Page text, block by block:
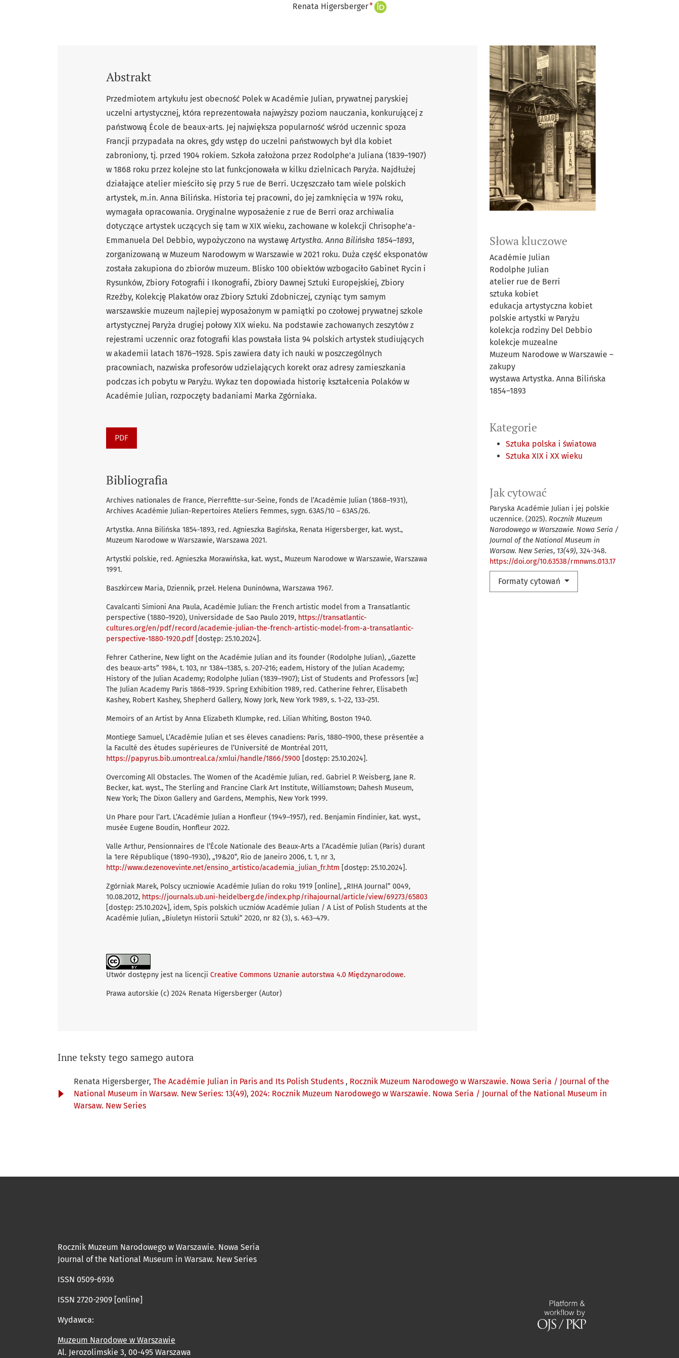
Renata Higersberger+
Słowa kluczowe
Académie Julian
Rodolphe Julian
atelier rue de Berri
sztuka kobiet
edukacja artystyczna kobiet
polskie artystki w Paryżu
kolekcja rodziny Del Debbio
kolekcje muzealne
Muzeum Narodowe w Warszawie –
zakupy
wystawa Artystka. Anna Bilińska
1854–1893
Kategorie
Sztuka polska i światowa
Sztuka XIX i XX wieku
Jak cytować
Paryska Académie Julian i jej polskie
uczennice. (2025). Rocznik Muzeum
Narodowego w Warszawie. Nowa Seria /
Journal of the National Museum in
Warsaw. New Series, 13(49), 324-348.
https://doi.org/10.63538/rmnwns.013.17
Formaty cytowań
Abstrakt
Przedmiotem artykułu jest obecność Polek w Académie Julian, prywatnej paryskiej
uczelni artystycznej, która reprezentowała najwyższy poziom nauczania, konkurującej z
państwową École de beaux-arts. Jej największa popularność wśród uczennic spoza
Francji przypadała na okres, gdy wstęp do uczelni państwowych był dla kobiet
zabroniony, tj. przed 1904 rokiem. Szkoła założona przez Rodolphe’a Juliana (1839–1907)
w 1868 roku przez kolejne sto lat funkcjonowała w kilku dzielnicach Paryża. Najdłużej
działające atelier mieściło się przy 5 rue de Berri. Uczęszczało tam wiele polskich
artystek, m.in. Anna Bilińska. Historia tej pracowni, do jej zamknięcia w 1974 roku,
wymagała opracowania. Oryginalne wyposażenie z rue de Berri oraz archiwalia
dotyczące artystek uczących się tam w XIX wieku, zachowane w kolekcji Chrisophe’a-
Emmanuela Del Debbio, wypożyczono na wystawęArtystka. Anna Bilińska 1854–1893,
zorganizowaną w Muzeum Narodowym w Warszawie w 2021 roku. Duża część eksponatów
została zakupiona do zbiorów muzeum. Blisko 100 obiektów wzbogaciło Gabinet Rycin i
Rysunków, Zbiory Fotografii i Ikonografii, Zbiory Dawnej Sztuki Europejskiej, Zbiory
Rzeźby, Kolekcję Plakatów oraz Zbiory Sztuki Zdobniczej, czyniąc tym samym
warszawskie muzeum najlepiej wyposażonym w pamiątki po czołowej prywatnej szkole
artystycznej Paryża drugiej połowy XIX wieku. Na podstawie zachowanych zeszytów z
rejestrami uczennic oraz fotografii klas powstała lista 94 polskich artystek studiujących
w akademii latach 1876–1928. Spis zawiera daty ich nauki w poszczególnych
pracowniach, nazwiska profesorów udzielających korekt oraz adresy zamieszkania
podczas ich pobytu w Paryżu. Wykaz ten dopowiada historię kształcenia Polaków w
Académie Julian, rozpoczęty badaniami Marka Zgórniaka.
PDF
Bibliografia
Archives nationales de France, Pierrefitte-sur-Seine, Fonds de l’Académie Julian (1868–1931),
Archives Académie Julian-Repertoires Ateliers Femmes, sygn. 63AS/10 – 63AS/26.
Artystka. Anna Bilińska 1854-1893, red. Agnieszka Bagińska, Renata Higersberger, kat. wyst.,
Muzeum Narodowe w Warszawie, Warszawa 2021.
Artystki polskie, red. Agnieszka Morawińska, kat. wyst., Muzeum Narodowe w Warszawie, Warszawa
1991.
Baszkircew Maria, Dziennik, przeł. Helena Duninówna, Warszawa 1967.
Cavalcanti Simioni Ana Paula, Académie Julian: the French artistic model from a Transatlantic
perspective (1880–1920), Universidade de Sao Paulo 2019, https://transatlantic-
cultures.org/en/pdf/record/academie-julian-the-french-artistic-model-from-a-transatlantic-
perspective-1880-1920.pdf[dostęp: 25.10.2024].
Fehrer Catherine, New light on the Académie Julian and its founder (Rodolphe Julian), „Gazette
des beaux-arts” 1984, t. 103, nr 1384–1385, s. 207–216; eadem, History of the Julian Academy;
History of the Julian Academy; Rodolphe Julian (1839–1907); List of Students and Professors [w:]
The Julian Academy Paris 1868–1939. Spring Exhibition 1989, red. Catherine Fehrer, Elisabeth
Kashey, Robert Kashey, Shepherd Gallery, Nowy Jork, New York 1989, s. 1–22, 133–251.
Memoirs of an Artist by Anna Elizabeth Klumpke, red. Lilian Whiting, Boston 1940.
Montiege Samuel, L’Académie Julian et ses éleves canadiens: Paris, 1880–1900, these présentée a
la Faculté des études supérieures de l’Université de Montréal 2011,
https://papyrus.bib.umontreal.ca/xmlui/handle/1866/5900 [dostęp: 25.10.2024].
Overcoming All Obstacles. The Women of the Académie Julian, red. Gabriel P. Weisberg, Jane R.
Becker, kat. wyst., The Sterling and Francine Clark Art Institute, Williamstown; Dahesh Museum,
New York; The Dixon Gallery and Gardens, Memphis, New York 1999.
Un Phare pour l’art. L’Académie Julian a Honfleur (1949–1957), red. Benjamin Findinier, kat. wyst.,
musée Eugene Boudin, Honfleur 2022.
Valle Arthur, Pensionnaires de l’École Nationale des Beaux-Arts a l’Académie Julian (Paris) durant
la 1ere République (1890–1930), „19&20”, Rio de Janeiro 2006, t. 1, nr 3,
http://www.dezenovevinte.net/ensino_artistico/academia_julian_fr.htm [dostęp: 25.10.2024].
Zgórniak Marek, Polscy uczniowie Académie Julian do roku 1919 [online], „RIHA Journal” 0049,
10.08.2012, https://journals.ub.uni-heidelberg.de/index.php/rihajournal/article/view/69273/65803
[dostęp: 25.10.2024], idem, Spis polskich uczniów Académie Julian / A List of Polish Students at the
Académie Julian, „Biuletyn Historii Sztuki” 2020, nr 82 (3), s. 463–479.
Utwór dostępny jest na licencji Creative Commons Uznanie autorstwa 4.0 Międzynarodowe.
Prawa autorskie (c) 2024 Renata Higersberger (Autor)
Inne teksty tego samego autora
Renata Higersberger, The Académie Julian in Paris and Its Polish Students , Rocznik Muzeum Narodowego w Warszawie. Nowa Seria / Journal of the
National Museum in Warsaw. New Series: 13(49), 2024: Rocznik Muzeum Narodowego w Warszawie. Nowa Seria / Journal of the National Museum in
Warsaw. New Series
Rocznik Muzeum Narodowego w Warszawie. Nowa Seria
Journal of the National Museum in Warsaw. New Series
ISSN 0509-6936
ISSN 2720-2909 [online]
Wydawca:
Muzeum Narodowe w Warszawie
Al. Jerozolimskie 3, 00-495 Warszawa